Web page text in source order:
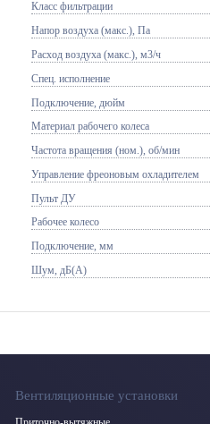
Класс фильтрации
Напор воздуха (макс.), Па
Расход воздуха (макс.), м3/ч
Спец. исполнение
Подключение, дюйм
Материал рабочего колеса
Частота вращения (ном.), об/мин
Управление фреоновым охладителем
Пульт ДУ
Рабочее колесо
Подключение, мм
Шум, дБ(А)
Вентиляционные установки